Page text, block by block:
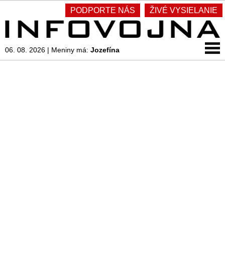
PODPORTE NÁS ŽIVÉ VYSIELANIE
06. 08. 2026 | Meniny má: Jozefína